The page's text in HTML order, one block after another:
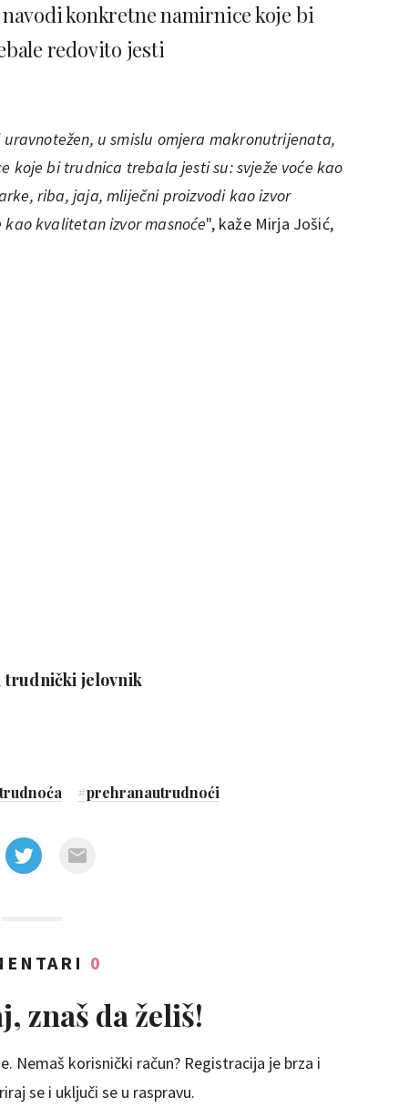
konkretne namirnice koje bi
redovito jesti
u smislu omjera makronutrijenata,
koje bi trudnica trebala jesti su: svježe voće kao
riba, jaja, mliječni proizvodi kao izvor
kvalitetan izvor masnoće", kaže Mirja Jošić,
trudnički jelovnik
#prehranautrudnoći
0
znaš da želiš!
Nemaš korisnički račun? Registracija je brza i
se i uključi se u raspravu.